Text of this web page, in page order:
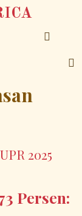
Persen: